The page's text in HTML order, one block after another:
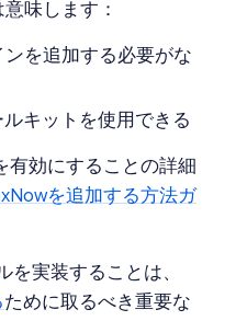
味します：
を追加する必要がな
キットを使用できる
有効にすることの詳細
を追加する方法ガ
を実装することは、
ために取るべき重要な